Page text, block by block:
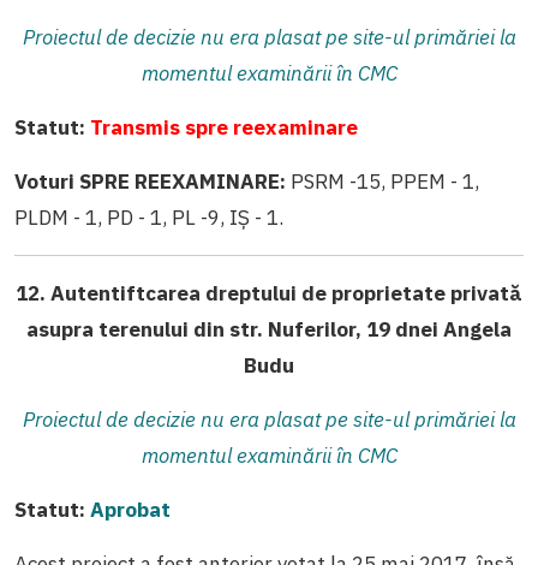
Proiectul de decizie nu era plasat pe site-ul primăriei la
momentul examinării în CMC
Statut: Transmis spre reexaminare
Voturi SPRE REEXAMINARE: PSRM -15, PPEM - 1,
PLDM - 1, PD - 1, PL -9, IȘ - 1.
12. Autentiftcarea dreptului de proprietate privată
asupra terenului din str. Nuferilor, 19 dnei Angela
Budu
Proiectul de decizie nu era plasat pe site-ul primăriei la
momentul examinării în CMC
Statut: Aprobat